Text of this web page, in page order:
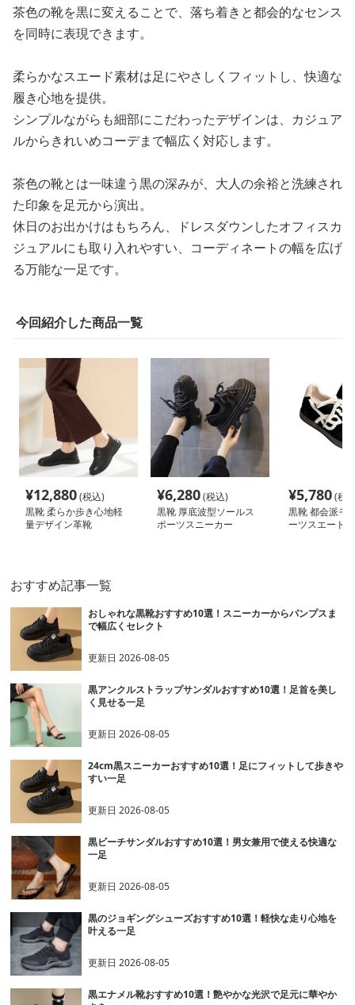
茶色の靴を黒に変えることで、落ち着きと都会的なセンス
を同時に表現できます。
柔らかなスエード素材は足にやさしくフィットし、快適な
履き心地を提供。
シンプルながらも細部にこだわったデザインは、カジュア
ルからきれいめコーデまで幅広く対応します。
茶色の靴とは一味違う黒の深みが、大人の余裕と洗練され
た印象を足元から演出。
休日のお出かけはもちろん、ドレスダウンしたオフィスカ
ジュアルにも取り入れやすい、コーディネートの幅を広げ
る万能な一足です。
今回紹介した商品一覧
¥12,880(税込)
黒靴 柔らか歩き心地軽
量デザイン革靴
¥6,280(税込)
黒靴 厚底波型ソールス
ポーツスニーカー
¥5,780(税
黒靴 都会派モ
ーツスエード
おすすめ記事一覧
おしゃれな黒靴おすすめ10選！スニーカーからパンプスま
で幅広くセレクト
更新日2026-08-05
黒アンクルストラップサンダルおすすめ10選！足首を美し
く見せる一足
更新日2026-08-05
24cm黒スニーカーおすすめ10選！足にフィットして歩きや
すい一足
更新日2026-08-05
黒ビーチサンダルおすすめ10選！男女兼用で使える快適な
一足
更新日2026-08-05
黒のジョギングシューズおすすめ10選！軽快な走り心地を
叶える一足
更新日2026-08-05
黒エナメル靴おすすめ10選！艶やかな光沢で足元に華やか